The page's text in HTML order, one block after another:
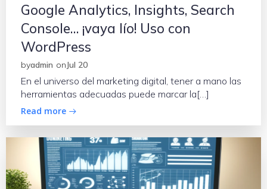
Google Analytics, Insights, Search
Console… ¡vaya lío! Uso con
WordPress
byadmin onJul 20
En el universo del marketing digital, tener a mano las
herramientas adecuadas puede marcar la[…]
Read more